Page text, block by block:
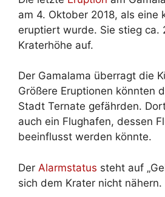
am 4. Oktober 2018, als eine
eruptiert wurde. Sie stieg ca.
Kraterhöhe auf.
Der Gamalama überragt die
Größere Eruptionen könnten
Stadt Ternate gefährden.
auch ein Flughafen, dessen
beeinflusst werden könnte.
Der Alarmstatus steht auf
sich dem Krater nicht nähern.